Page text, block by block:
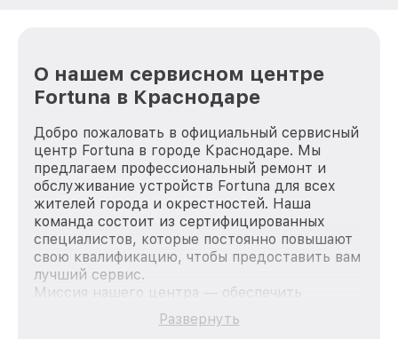
О нашем сервисном центре
Fortuna в Краснодаре
Добро пожаловать в официальный сервисный
центр Fortuna в городе Краснодаре. Мы
предлагаем профессиональный ремонт и
обслуживание устройств Fortuna для всех
жителей города и окрестностей. Наша
команда состоит из сертифицированных
специалистов, которые постоянно повышают
свою квалификацию, чтобы предоставить вам
лучший сервис.
Миссия нашего центра — обеспечить
качественный и доступный ремонт для
каждого пользователя продукции Fortuna, вне
Развернуть